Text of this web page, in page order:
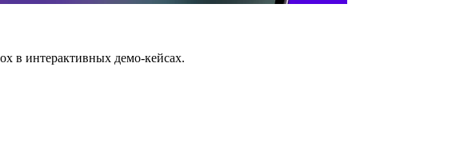
в интерактивных демо-кейсах.